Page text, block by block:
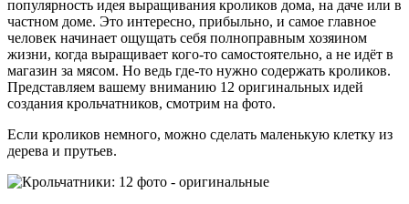
популярность идея выращивания кроликов дома, на даче или в
частном доме. Это интересно, прибыльно, и самое главное
человек начинает ощущать себя полноправным хозяином
жизни, когда выращивает кого-то самостоятельно, а не идёт в
магазин за мясом. Но ведь где-то нужно содержать кроликов.
Представляем вашему вниманию 12 оригинальных идей
создания крольчатников, смотрим на фото.
Если кроликов немного, можно сделать маленькую клетку из
дерева и прутьев.